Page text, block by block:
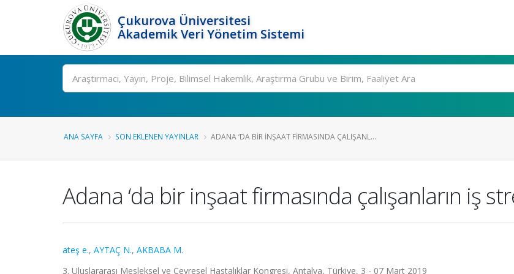
Çukurova Üniversitesi
Akademik Veri Yönetim Sistemi
Ara
ANA SAYFA SON EKLENEN YAYINLAR ADANA ‘DA BIR INŞAAT FIRMASINDA ÇALIŞANL...
Adana ‘da bir inşaat firmasında çalışanların iş
ateş e., AYTAÇ N., AKBABA M.
3. Uluslararası Mesleksel ve Çevresel Hastalıklar Kongresi, Antalya, Türkiye, 3 - 07 Mart 2019